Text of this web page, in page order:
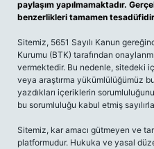
paylaşım yapılmamaktadır.
benzerlikleri tamamen
Sitemiz, 5651 Sayılı Kanun
Kurumu (BTK) tarafından
vermektedir. Bu nedenle, sitedeki
veya araştırma yükümlülüğümüz
yazdıkları içeriklerin
bu sorumluluğu kabul etmiş
Sitemiz, kar amacı gütmeyen ve
platformudur. Hukuka ve yasal